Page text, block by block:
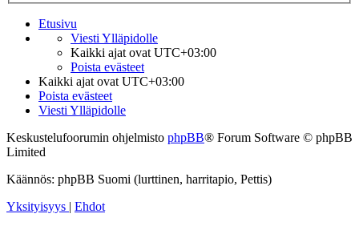
Etusivu
Viesti Ylläpidolle
Kaikki ajat ovat UTC+03:00
Poista evästeet
Kaikki ajat ovat UTC+03:00
Poista evästeet
Viesti Ylläpidolle
Keskustelufoorumin ohjelmisto phpBB® Forum Software © phpBB
Limited
Käännös: phpBB Suomi (lurttinen, harritapio, Pettis)
Yksityisyys | Ehdot